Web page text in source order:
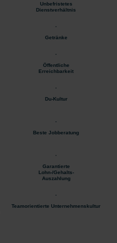
Unbefristetes
Dienstverhältnis
Getränke
Öffentliche
Erreichbarkeit
Du-Kultur
Beste Jobberatung
Garantierte
Lohn-/Gehalts-
Auszahlung
Teamorientierte Unternehmenskultur